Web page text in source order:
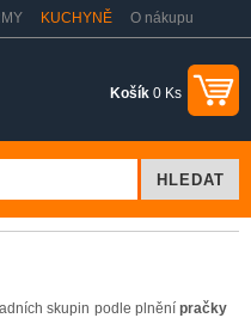
KUCHYNĚ
O nákupu
Košík 0 Ks
skupin podle plnění pračky